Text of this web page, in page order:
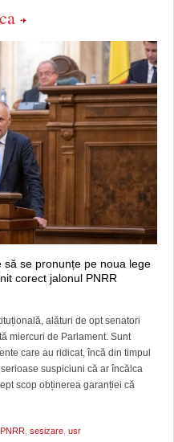
să se pronunțe pe noua lege
corect jalonul PNRR
alături de opt senatori
miercuri de Parlament. Sunt
care au ridicat, încă din timpul
suspiciuni că ar încălca
scop obținerea garanției că
PNRR sesizare usr